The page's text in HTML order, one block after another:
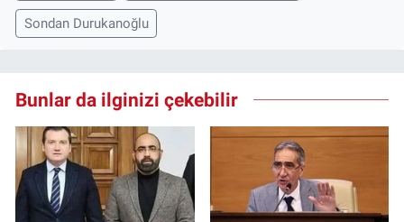
Sondan Durukanoğlu
Bunlar da ilginizi çekebilir